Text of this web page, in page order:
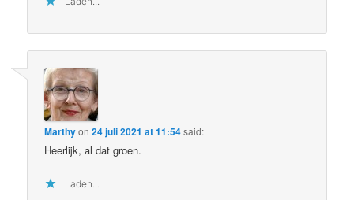
Marthyon24 juli 2021 at 11:54said:
Heerlijk, al dat groen.
Laden...